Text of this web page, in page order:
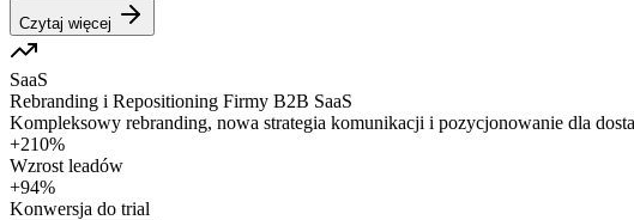
Czytaj więcej
SaaS
Rebranding i Repositioning Firmy B2B SaaS
Kompleksowy rebranding, nowa strategia komunikacji i pozycjonowanie dla
+210%
Wzrost leadów
+94%
Konwersja do trial